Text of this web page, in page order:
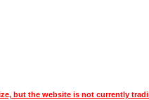
but the website is not currently